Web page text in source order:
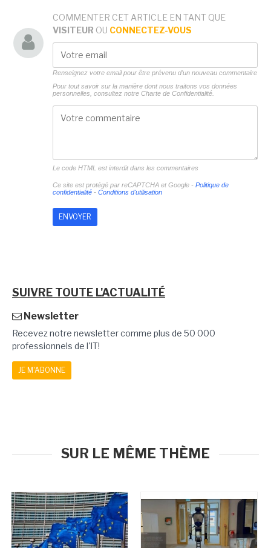
COMMENTER CET ARTICLE EN TANT QUE
VISITEUR OU CONNECTEZ-VOUS
Renseignez votre email pour être prévenu d'un nouveau commentaire
Pour tout savoir sur la manière dont nous traitons vos données
personnelles, consultez notre Charte de Confidentialité.
Le code HTML est interdit dans les commentaires
Ce site est protégé par reCAPTCHA et Google - Politique de
confidentialité- Conditions d'utilisation
SUIVRE TOUTE L'ACTUALITÉ
Newsletter
Recevez notre newsletter comme plus de 50 000
professionnels de l'IT!
JE M'ABONNE
SUR LE MÊME THÈME